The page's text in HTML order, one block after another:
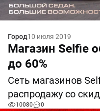
Город10 июля 2019
Магазин Selfie
до 60%
Сеть магазинов
распродажу со
10080 0